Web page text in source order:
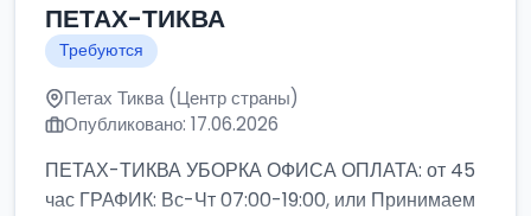
ПЕТАХ-ТИКВА
Требуются
Петах Тиква (Центр страны)
Опубликовано: 17.06.2026
ПЕТАХ-ТИКВА УБОРКА ОФИСА ОПЛАТА: от 45
час ГРАФИК: Вс-Чт 07:00-19:00, или Принимаем